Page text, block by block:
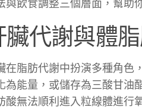
與飲食調整三個層面，幫助
臟代謝與體
在脂肪代謝中扮演多種角色
為能量，或儲存為三酸甘油
酸無法順利進入粒線體進行